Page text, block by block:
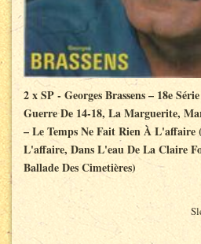
2 x SP - Georges Brassens – 18e
Guerre De 14-18, La Marguerite,
– Le Temps Ne Fait Rien À L'affaire
L'affaire, Dans L'eau De La Claire
Ballade Des Cimetières)